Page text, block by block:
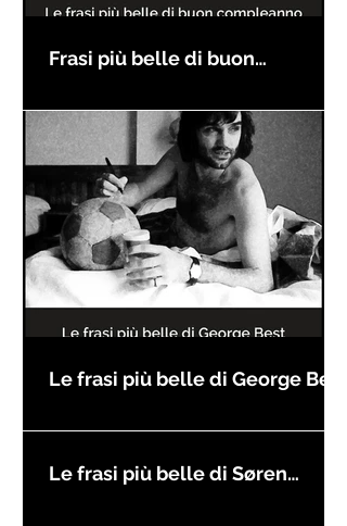
Frasi più belle di buon
Le frasi più belle di George Best
Le frasi più belle di Søren